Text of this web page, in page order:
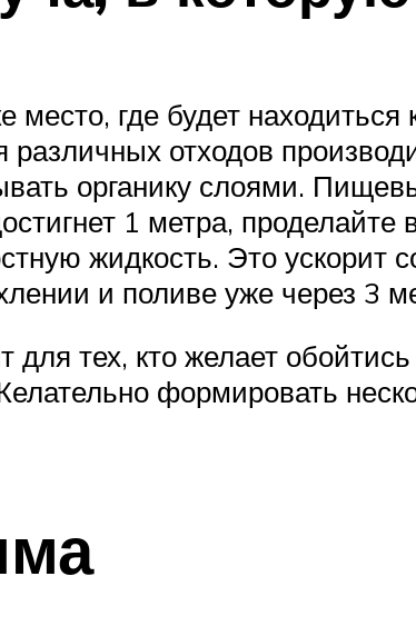
место, где будет находиться
различных отходов
органику слоями.
1 метра,
жидкость. Это ускорит
и поливе уже через 3
для тех, кто желает
формировать